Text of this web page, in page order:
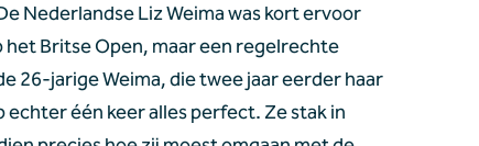
Nederlandse Liz Weima was kort ervoor
Britse Open, maar een regelrechte
26-jarige Weima, die twee jaar eerder haar
één keer alles perfect. Ze stak in